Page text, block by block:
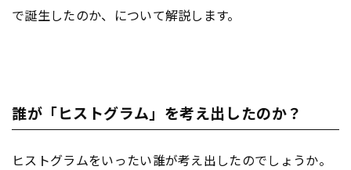
で誕生したのか、について解説します。
誰が「ヒストグラム」を考え出したのか？
ヒストグラムをいったい誰が考え出したのでしょうか。